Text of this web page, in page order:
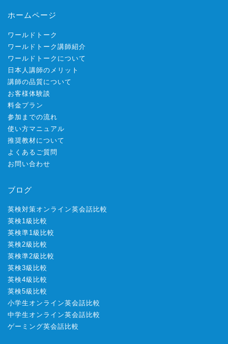
ホームページ
ワールドトーク
ワールドトーク講師紹介
ワールドトークについて
日本人講師のメリット
講師の品質について
お客様体験談
料金プラン
参加までの流れ
使い方マニュアル
推奨教材について
よくあるご質問
お問い合わせ
ブログ
英検対策オンライン英会話比較
英検1級比較
英検準1級比較
英検2級比較
英検準2級比較
英検3級比較
英検4級比較
英検5級比較
小学生オンライン英会話比較
中学生オンライン英会話比較
ゲーミング英会話比較